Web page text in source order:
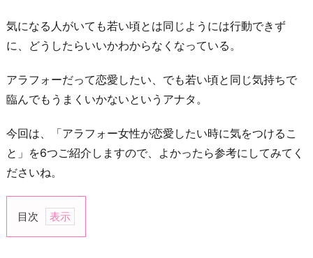
気になる人がいても若い頃とは同じようには行動できず
に、どうしたらいいかわからなくなっている。
アラフォーだって恋愛したい、でも若い頃と同じ気持ちで
臨んでもうまくいかないというアナタ。
今回は、「アラフォー女性が恋愛したい時に気をつけるこ
と」を6つご紹介しますので、よかったら参考にしてみてく
ださいね。
目次
1.